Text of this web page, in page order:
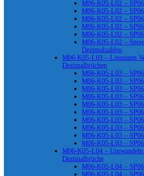
M06-K05-L02 –
M06-K05-L02 –
M06-K05-L02 –
M06-K05-L02 –
M06-K05-L02 –
M06-K05-L02 –
Dezimalzahlen
M06-K05-L03 – Lösungen
Dezimalbrüchen
M06-K05-L03 –
M06-K05-L03 –
M06-K05-L03 –
M06-K05-L03 –
M06-K05-L03 –
M06-K05-L03 –
M06-K05-L03 –
M06-K05-L03 –
M06-K05-L03 –
M06-K05-L03 –
M06-K05-L04 –
Dezimalbrüche
M06-K05-L04 –
M06-K05-L04 –